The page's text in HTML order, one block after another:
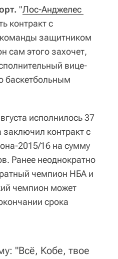
"Лос-Анджелес
контракт с
защитником
сам этого захочет,
вице-
баскетбольным
исполнилось 37
заключил контракт с
2015/16 на сумму
Ранее неоднократно
чемпион НБА и
чемпион может
срока
"Всё, Кобе, твое